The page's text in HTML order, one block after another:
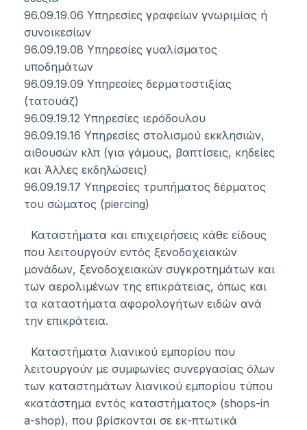
96.09.19.06 Υπηρεσίες γραφείων γνωριμίας ή
συνοικεσίων
96.09.19.08 Υπηρεσίες γυαλίσματος
υποδημάτων
96.09.19.09 Υπηρεσίες δερματοστιξίας
(τατουάζ)
96.09.19.12 Υπηρεσίες ιερόδουλου
96.09.19.16 Υπηρεσίες στολισμού εκκλησιών,
αιθουσών κλπ (για γάμους, βαπτίσεις, κηδείες
και Άλλες εκδηλώσεις)
96.09.19.17 Υπηρεσίες τρυπήματος δέρματος
του σώματος (piercing)
Καταστήματα και επιχειρήσεις κάθε είδους
που λειτουργούν εντός ξενοδοχειακών
μονάδων, ξενοδοχειακών συγκροτημάτων και
των αερολιμένων της επικράτειας, όπως και
τα καταστήματα αφορολογήτων ειδών ανά
την επικράτεια.
Καταστήματα λιανικού εμπορίου που
λειτουργούν με συμφωνίες συνεργασίας όλων
των καταστημάτων λιανικού εμπορίου τύπου
«κατάστημα εντός καταστήματος» (shops-in
a-shop), που βρίσκονται σε εκ-πτωτικά